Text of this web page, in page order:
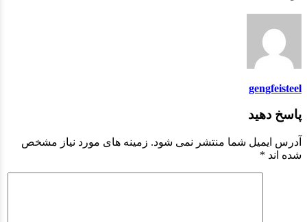
gengfeisteel
پاسخ دهید
آدرس ایمیل شما منتشر نمی شود. زمینه های مورد نیاز مشخص
شده اند *